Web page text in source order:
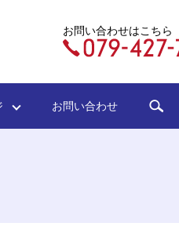
お問い合わせはこちら
お問い合わせ